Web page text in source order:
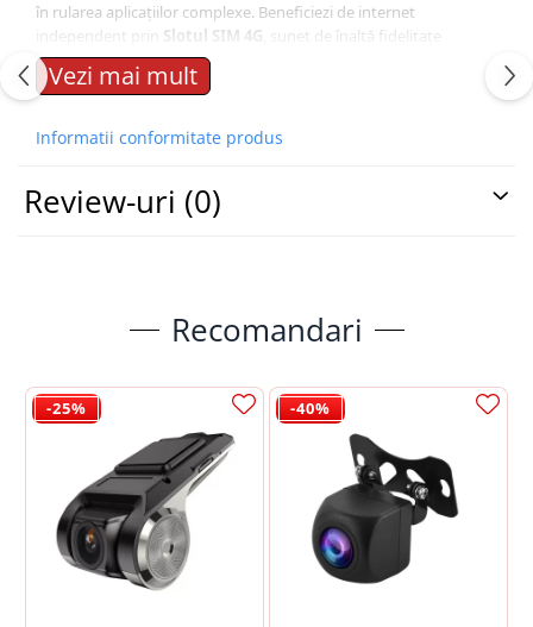
în rularea aplicațiilor complexe. Beneficiezi de internet
independent prin Slotul SIM 4G , sunet de înaltă fidelitate
(Procesor DSP + Ieșire Optică) și conectivitate completă prin
Wireless CarPlay & Android Auto
Originale (CANBUS)
setări complicate, pentru controlul
volumului, apelurilor și pieselor muzicale.
Afișare Status Mașină:
Notificări pe ecran
pentru uși deschise, centură de siguranță
sau nivel scăzut al combustibilului.
Detalii Vehicul:
Afișare kilometraj
(odometru), turație motor și grafică pentru
senzorii de parcare originali / climatronic
Vezi mai mult
Informatii conformitate produs
Review-uri (0)
Recomandari
-25% -40%